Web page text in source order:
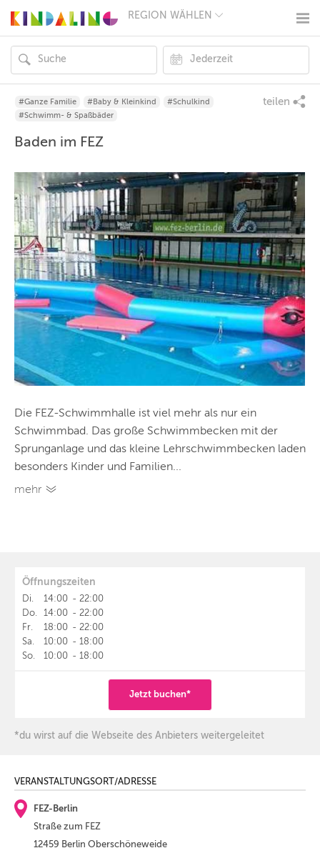
REGION WÄHLEN
MÜNCHEN
HAMBURG
FRANKFURT
KÖLN
DÜSSELDORF
NÜRNBERG
ZÜRICH
ANDERE
REGIONEN
#Ganze Familie #Baby & Kleinkind
#Schulkind
#Schwimm- & Spaßbäder
teilen
Baden im FEZ
Die FEZ-Schwimmhalle ist viel mehr als nur ein
Schwimmbad. Das große Schwimmbecken mit der
Sprunganlage und das kleine Lehrschwimmbecken laden
besonders Kinder und Familien...
mehr
Öffnungszeiten
Di. 14:00 - 22:00
Do.
14:00 - 22:00
Fr.
18:00 - 22:00
Sa.
10:00 - 18:00
So.
10:00 - 18:00
Jetzt buchen*
*du wirst auf die Webseite des Anbieters weitergeleitet
VERANSTALTUNGSORT/ADRESSE
FEZ-Berlin
Straße zum FEZ
12459 Berlin Oberschöneweide